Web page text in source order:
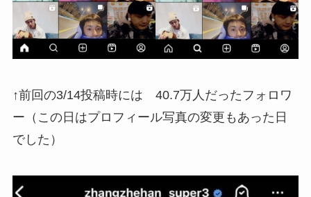
↑前回の3/14投稿時には 40.7万人だったフォロワ
ー（この日はプロフィール写真の変更もあった日
でした）